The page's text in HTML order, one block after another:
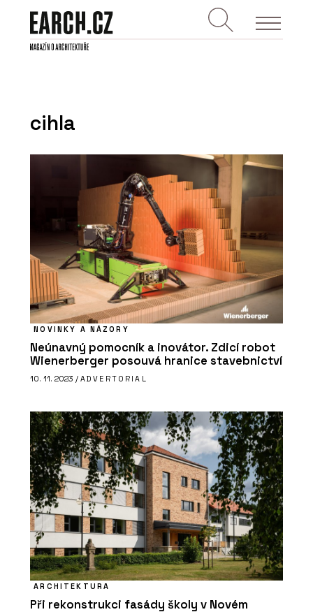
cihla
NOVINKY A NÁZORY
Neúnavný pomocník a inovátor. Zdicí robot
Wienerberger posouvá hranice stavebnictví
10. 11. 2023 / ADVERTORIAL
ARCHITEKTURA
Při rekonstrukci fasády školy v Novém